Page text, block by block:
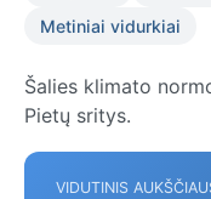
Metiniai vidurkiai
Šalies klimato
Pietų sritys.
VIDUTINIS